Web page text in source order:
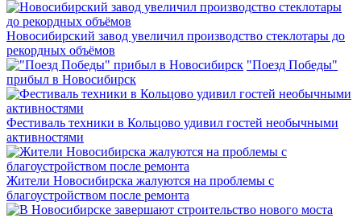
Новосибирский завод увеличил производство стеклотары до
рекордных объёмов
"Поезд Победы"
прибыл в Новосибирск
Фестиваль техники в Кольцово удивил гостей необычными
активностями
Жители Новосибирска жалуются на проблемы с
благоустройством после ремонта